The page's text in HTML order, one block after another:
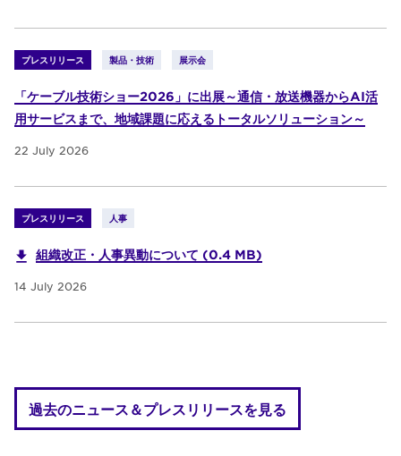
プレスリリース 製品・技術 展示会
「ケーブル技術ショー2026」に出展～通信・放送機器からAI活
用サービスまで、地域課題に応えるトータルソリューション～
22 July 2026
プレスリリース 人事
組織改正・人事異動について (0.4 MB)
14 July 2026
過去のニュース＆プレスリリースを見る